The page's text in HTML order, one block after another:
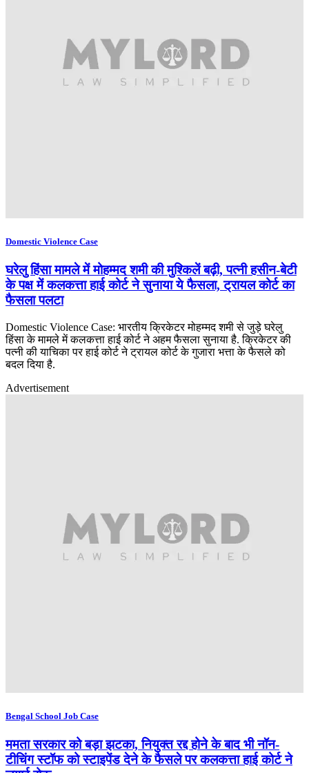
Domestic Violence Case
घरेलु हिंसा मामले में मोहम्मद शमी की मुश्किलें बढ़ी, पत्नी हसीन-बेटी
के पक्ष में कलकत्ता हाई कोर्ट ने सुनाया ये फैसला, ट्रायल कोर्ट का
फैसला पलटा
Domestic Violence Case: भारतीय क्रिकेटर मोहम्मद शमी से जुड़े घरेलु
हिंसा के मामले में कलकत्ता हाई कोर्ट ने अहम फैसला सुनाया है. क्रिकेटर की
पत्नी की याचिका पर हाई कोर्ट ने ट्रायल कोर्ट के गुजारा भत्ता के फैसले को
बदल दिया है.
Advertisement
Bengal School Job Case
ममता सरकार को बड़ा झटका, नियुक्त रद्द होने के बाद भी नॉन-
टीचिंग स्टॉफ को स्टाइपेंड देने के फैसले पर कलकत्ता हाई कोर्ट ने